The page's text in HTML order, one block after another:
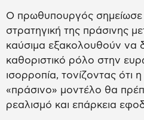
Ο πρωθυπουργός σημείωσε
στρατηγική της πράσινης
καύσιμα εξακολουθούν να
καθοριστικό ρόλο στην
ισορροπία, τονίζοντας ότι
«πράσινο» μοντέλο θα
ρεαλισμό και επάρκεια